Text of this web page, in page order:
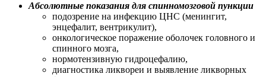
Абсолютные показания для спинномозговой пункции
подозрение на инфекцию ЦНС (менингит,
энцефалит, вентрикулит),
онкологическое поражение оболочек головного и
спинного мозга,
нормотензивную гидроцефалию,
диагностика ликвореи и выявление ликворных